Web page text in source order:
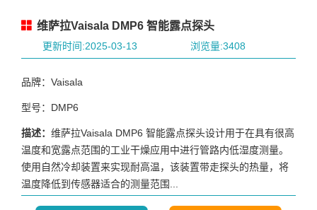
维萨拉Vaisala DMP6 智能露点探头
更新时间:2025-03-13 浏览量:3408
品牌：Vaisala
型号：DMP6
描述： 维萨拉Vaisala DMP6 智能露点探头设计用于在具有很高
温度和宽露点范围的工业干燥应用中进行管路内低湿度测量。
使用自然冷却装置来实现耐高温，该装置带走探头的热量，将
温度降低到传感器适合的测量范围...